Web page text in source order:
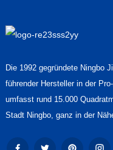
Die 1992 gegründete Ningbo
führender Hersteller in der
umfasst rund 15.000
Stadt Ningbo, ganz in der